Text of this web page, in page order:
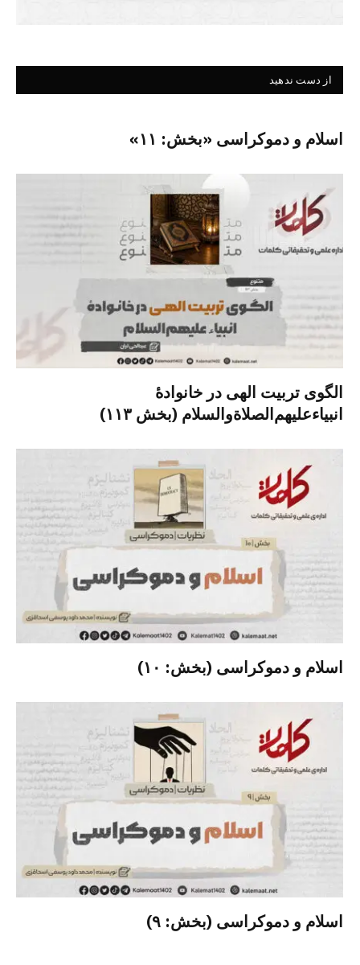
از دست ندهید
اسلام و دموکراسی «بخش: ۱۱»
الگوی تربیت الهی در خانوادۀ
انبیاءعلیهم‌الصلاةو‌السلام (بخش ۱۱۳)
اسلام و دموکراسی (بخش: ۱۰)
اسلام و دموکراسی (بخش: ۹)